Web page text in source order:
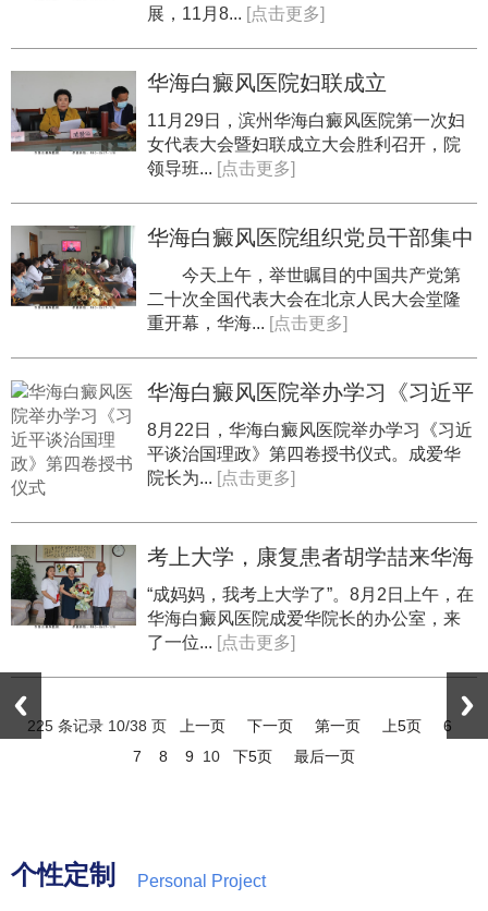
展，11月8...
[点击更多]
华海白癜风医院妇联成立
​11月29日，滨州华海白癜风医院第一次妇
女代表大会暨妇联成立大会胜利召开，院
领导班...
[点击更多]
华海白癜风医院组织党员干部集中
收看中共二十大开幕盛况
今天上午，举世瞩目的中国共产党第
二十次全国代表大会在北京人民大会堂隆
重开幕，华海...
[点击更多]
华海白癜风医院举办学习《习近平
谈治国理政》第四卷授书仪式
​8月22日，华海白癜风医院举办学习《习近
平谈治国理政》第四卷授书仪式。成爱华
院长为...
[点击更多]
考上大学，康复患者胡学喆来华海
白癜风医院报喜
“成妈妈，我考上大学了”。8月2日上午，在
华海白癜风医院成爱华院长的办公室，来
了一位...
[点击更多]
225 条记录 10/38 页 上一页 下一页 第一页 上5页
6
7
8 9 10 下5页 最后一页
个性定制 Personal Project